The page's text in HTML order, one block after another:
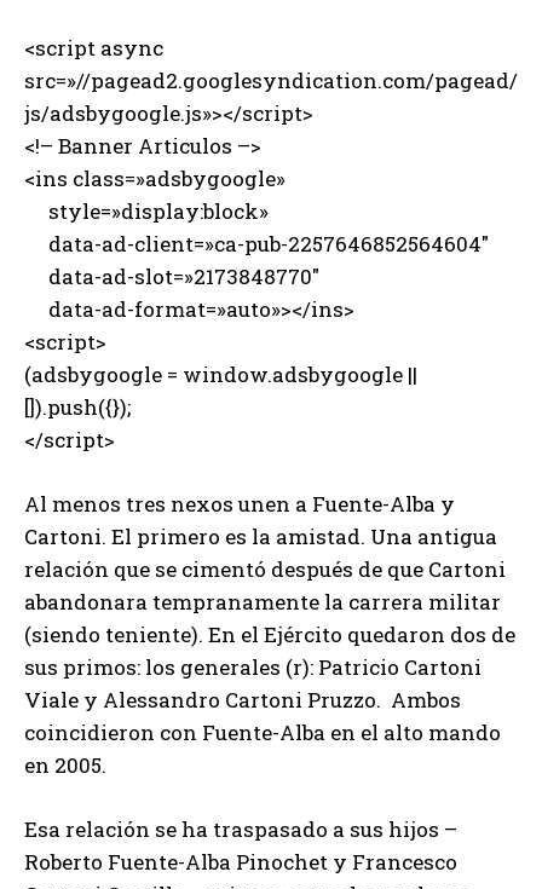
<script async
src=»//pagead2.googlesyndication.com/pagead/
js/adsbygoogle.js»></script>
<!– Banner Articulos –>
<ins class=»adsbygoogle»
style=»display:block»
data-ad-client=»ca-pub-2257646852564604″
data-ad-slot=»2173848770″
data-ad-format=»auto»></ins>
<script>
(adsbygoogle = window.adsbygoogle ||
[]).push({});
</script>
Al menos tres nexos unen a Fuente-Alba y
Cartoni. El primero es la amistad. Una antigua
relación que se cimentó después de que Cartoni
abandonara tempranamente la carrera militar
(siendo teniente). En el Ejército quedaron dos de
sus primos: los generales (r): Patricio Cartoni
Viale y Alessandro Cartoni Pruzzo. Ambos
coincidieron con Fuente-Alba en el alto mando
en 2005.
Esa relación se ha traspasado a sus hijos –
Roberto Fuente-Alba Pinochet y Francesco